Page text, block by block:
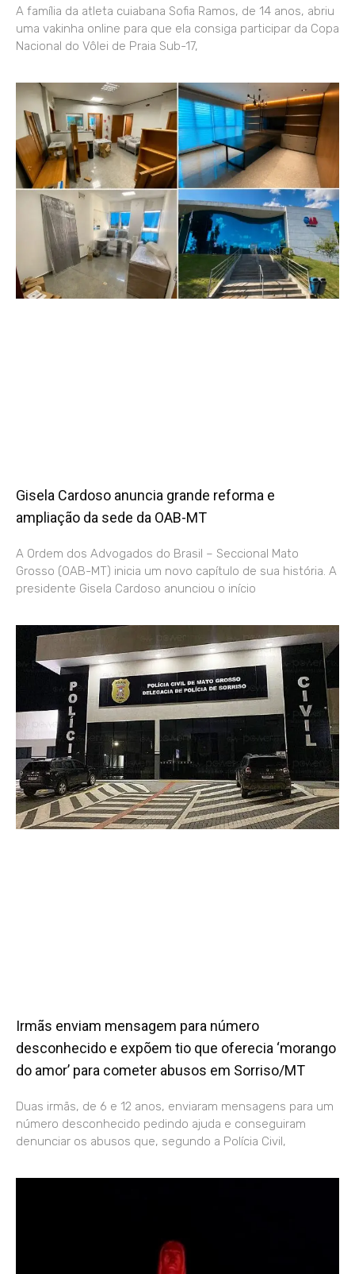
A família da atleta cuiabana Sofia Ramos, de 14 anos, abriu
uma vakinha online para que ela consiga participar da Copa
Nacional do Vôlei de Praia Sub-17,
Gisela Cardoso anuncia grande reforma e
ampliação da sede da OAB-MT
A Ordem dos Advogados do Brasil – Seccional Mato
Grosso (OAB-MT) inicia um novo capítulo de sua história. A
presidente Gisela Cardoso anunciou o início
Irmãs enviam mensagem para número
desconhecido e expõem tio que oferecia ‘morango
do amor’ para cometer abusos em Sorriso/MT
Duas irmãs, de 6 e 12 anos, enviaram mensagens para um
número desconhecido pedindo ajuda e conseguiram
denunciar os abusos que, segundo a Polícia Civil,